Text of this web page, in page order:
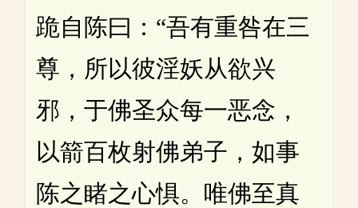
跪自陈曰：“吾有重咎在三
尊，所以彼淫妖从欲兴
邪，于佛圣众每一恶念，
以箭百枚射佛弟子，如事
陈之睹之心惧。唯佛至真